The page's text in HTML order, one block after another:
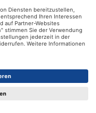
zzgl.
nicht anders angegeben.